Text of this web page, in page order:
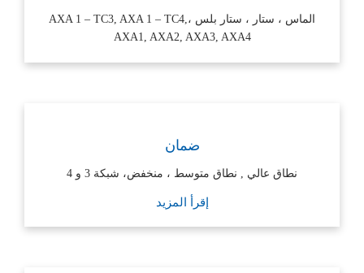
الماس ، ستار ، ستار بلس ،AXA 1 – TC3, AXA 1 – TC4,
AXA1, AXA2, AXA3, AXA4
ضمان
نطاق عالي , نطاق متوسط ، منخفض، شبكة 3 و 4
إقرأ المزيد